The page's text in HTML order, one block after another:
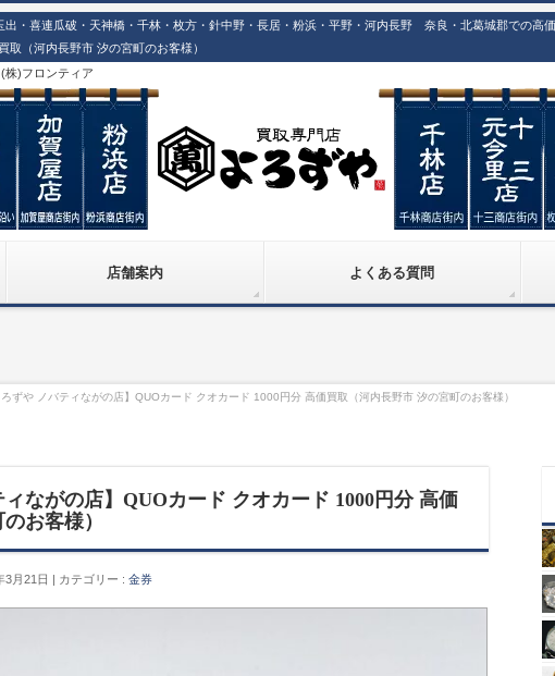
・喜連瓜破・天神橋・千林・枚方・針中野・長居・粉浜・平野・河内長野 奈良・北葛城郡での高
（河内長野市 汐の宮町のお客様）
)フロンティア
店舗案内 よくある質問
ろずや ノバティながの店】QUOカード クオカード 1000円分 高価買取（河内長野市 汐の宮町のお客様）
ィながの店】QUOカード クオカード 1000円分 高価
お客様）
3月21日 カテゴリー : 金券